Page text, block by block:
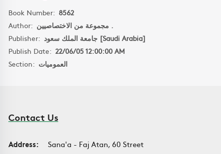
Book Number: 8562
Author:
مجموعة من الاختصاصيين .
Publisher:
جامعة الملك سعود [Saudi Arabia]
Publish Date: 22/06/05 12:00:00 AM
Section: العموميات
Contact Us
Address:
Sana'a - Faj Atan, 60 Street